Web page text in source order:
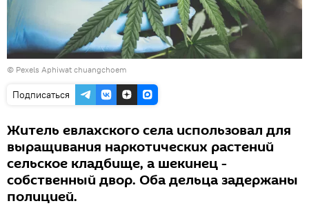
© Pexels Aphiwat chuangchoem
Подписаться
Житель евлахского села использовал для
выращивания наркотических растений
сельское кладбище, а шекинец -
собственный двор. Оба дельца задержаны
полицией.